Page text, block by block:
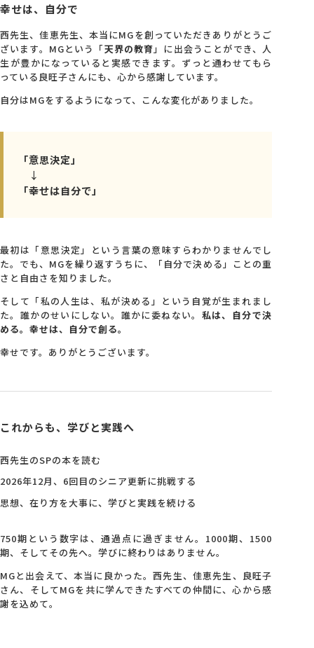
幸せは、自分で
西先生、佳恵先生、本当にMGを創っていただきありがとうご
ざいます。MGという「天界の教育 」に出会うことができ、人
生が豊かになっていると実感できます。ずっと通わせてもら
っている良旺子さんにも、心から感謝しています。
自分はMGをするようになって、こんな変化がありました。
「意思決定」
↓
「幸せは自分で」
最初は「意思決定」という言葉の意味すらわかりませんでし
た。でも、MGを繰り返すうちに、「自分で決める」ことの重
さと自由さを知りました。
そして「私の人生は、私が決める」という自覚が生まれまし
た。誰かのせいにしない。誰かに委ねない。 私は、自分で決
める。幸せは、自分で創る。
幸せです。ありがとうございます。
これからも、学びと実践へ
西先生のSPの本を読む
2026年12月、6回目のシニア更新に挑戦する
思想、在り方を大事に、学びと実践を続ける
750期という数字は、通過点に過ぎません。1000期、1500
期、そしてその先へ。学びに終わりはありません。
MGと出会えて、本当に良かった。西先生、佳恵先生、良旺子
さん、そしてMGを共に学んできたすべての仲間に、心から感
謝を込めて。